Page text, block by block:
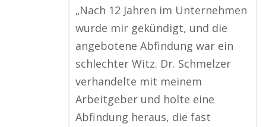
„Nach 12 Jahren im Unternehmen
wurde mir gekündigt, und die
angebotene Abfindung war ein
schlechter Witz. Dr. Schmelzer
verhandelte mit meinem
Arbeitgeber und holte eine
Abfindung heraus, die fast